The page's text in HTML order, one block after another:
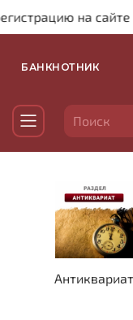
на сайте
БАНКНОТНИК
Антиквариат